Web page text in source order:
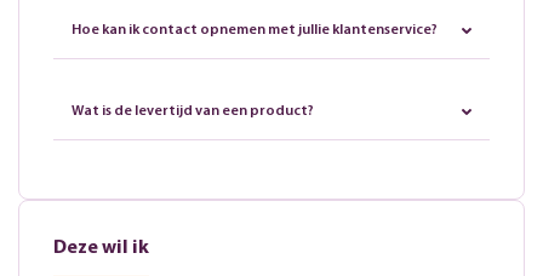
Hoe kan ik contact opnemen met jullie klantenservice?
Wat is de levertijd van een product?
Deze wil ik